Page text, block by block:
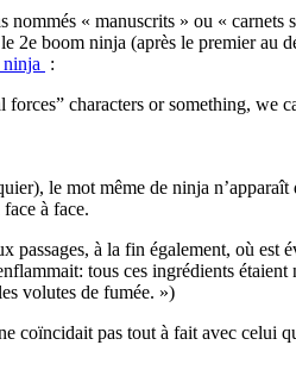
« manuscrits » ou « carnets
2e boom ninja (après le premier
:
characters or something,
le mot même de ninja
à face.
à la fin également, où
tous ces ingrédients
volutes de fumée. »)
coïncidait pas tout à fait avec celui